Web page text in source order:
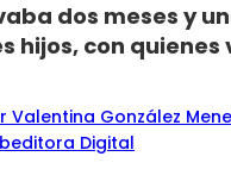
dos meses y
hijos, con quienes
Valentina González
Digital